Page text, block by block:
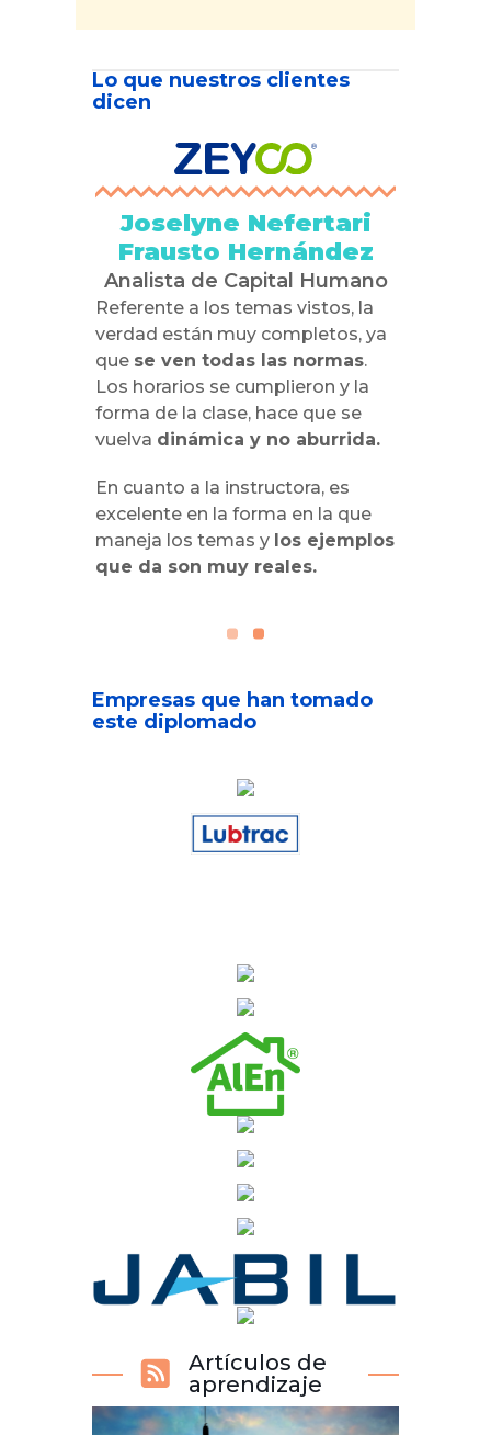
Lo que nuestros clientes
dicen
Joselyne Nefertari
Frausto Hernández
Analista de Capital Humano
Referente a los temas vistos, la
verdad están muy completos, ya
que se ven todas las normas.
Los horarios se cumplieron y la
forma de la clase, hace que se
vuelva dinámica y no aburrida.
En cuanto a la instructora, es
excelente en la forma en la que
maneja los temas y los ejemplos
que da son muy reales.
Empresas que han tomado
este diplomado
Artículos de
aprendizaje